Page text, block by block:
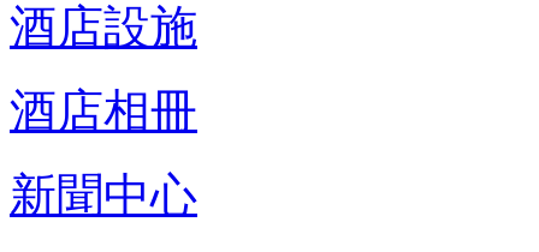
酒店設施
酒店相冊
新聞中心